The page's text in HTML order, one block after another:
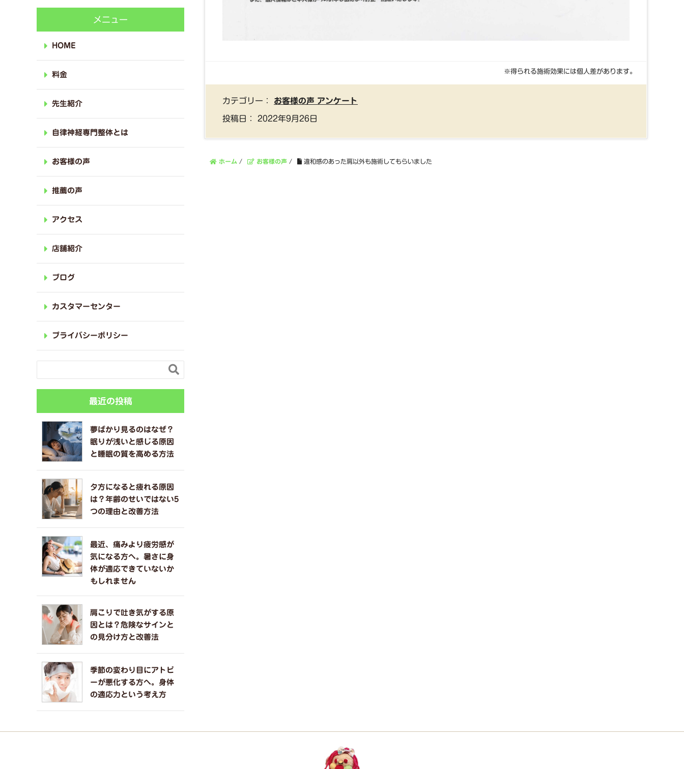
※得られる施術効果には個人差があります。
カテゴリー： お客様の声 アンケート
投稿日： 2022年9月26日
ホーム / お客様の声 / 違和感のあった肩以外も施術してもらいました
メニュー
HOME
料金
先生紹介
自律神経専門整体とは
お客様の声
推薦の声
アクセス
店舗紹介
ブログ
カスタマーセンター
プライバシーポリシー

最近の投稿
夢ばかり見るのはなぜ？
眠りが浅いと感じる原因
と睡眠の質を高める方法
夕方になると疲れる原因
は？年齢のせいではない5
つの理由と改善方法
最近、痛みより疲労感が
気になる方へ。暑さに身
体が適応できていないか
もしれません
肩こりで吐き気がする原
因とは？危険なサインと
の見分け方と改善法
季節の変わり目にアトピ
ーが悪化する方へ。身体
の適応力という考え方